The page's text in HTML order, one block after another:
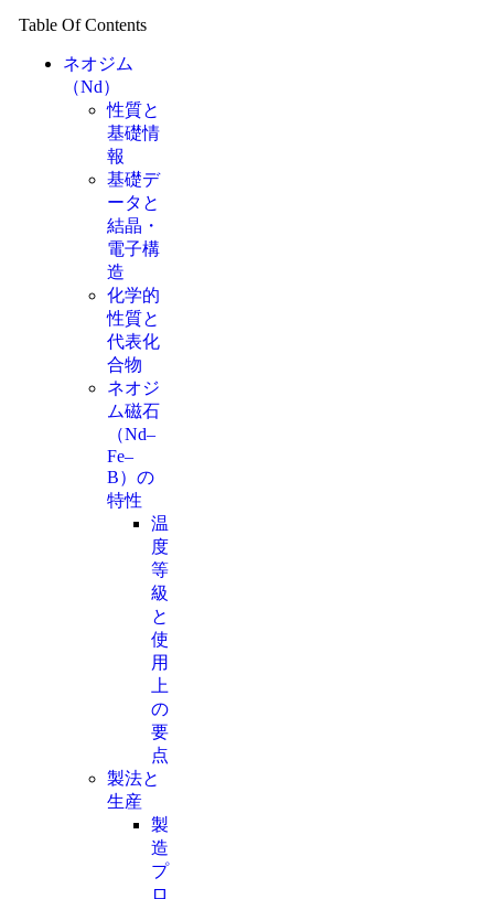
Table Of Contents
ネオジム
（Nd）
性質と
基礎情
報
基礎デ
ータと
結晶・
電子構
造
化学的
性質と
代表化
合物
ネオジ
ム磁石
（Nd–
Fe–
B）の
特性
温
度
等
級
と
使
用
上
の
要
点
製法と
生産
製
造
プ
ロ